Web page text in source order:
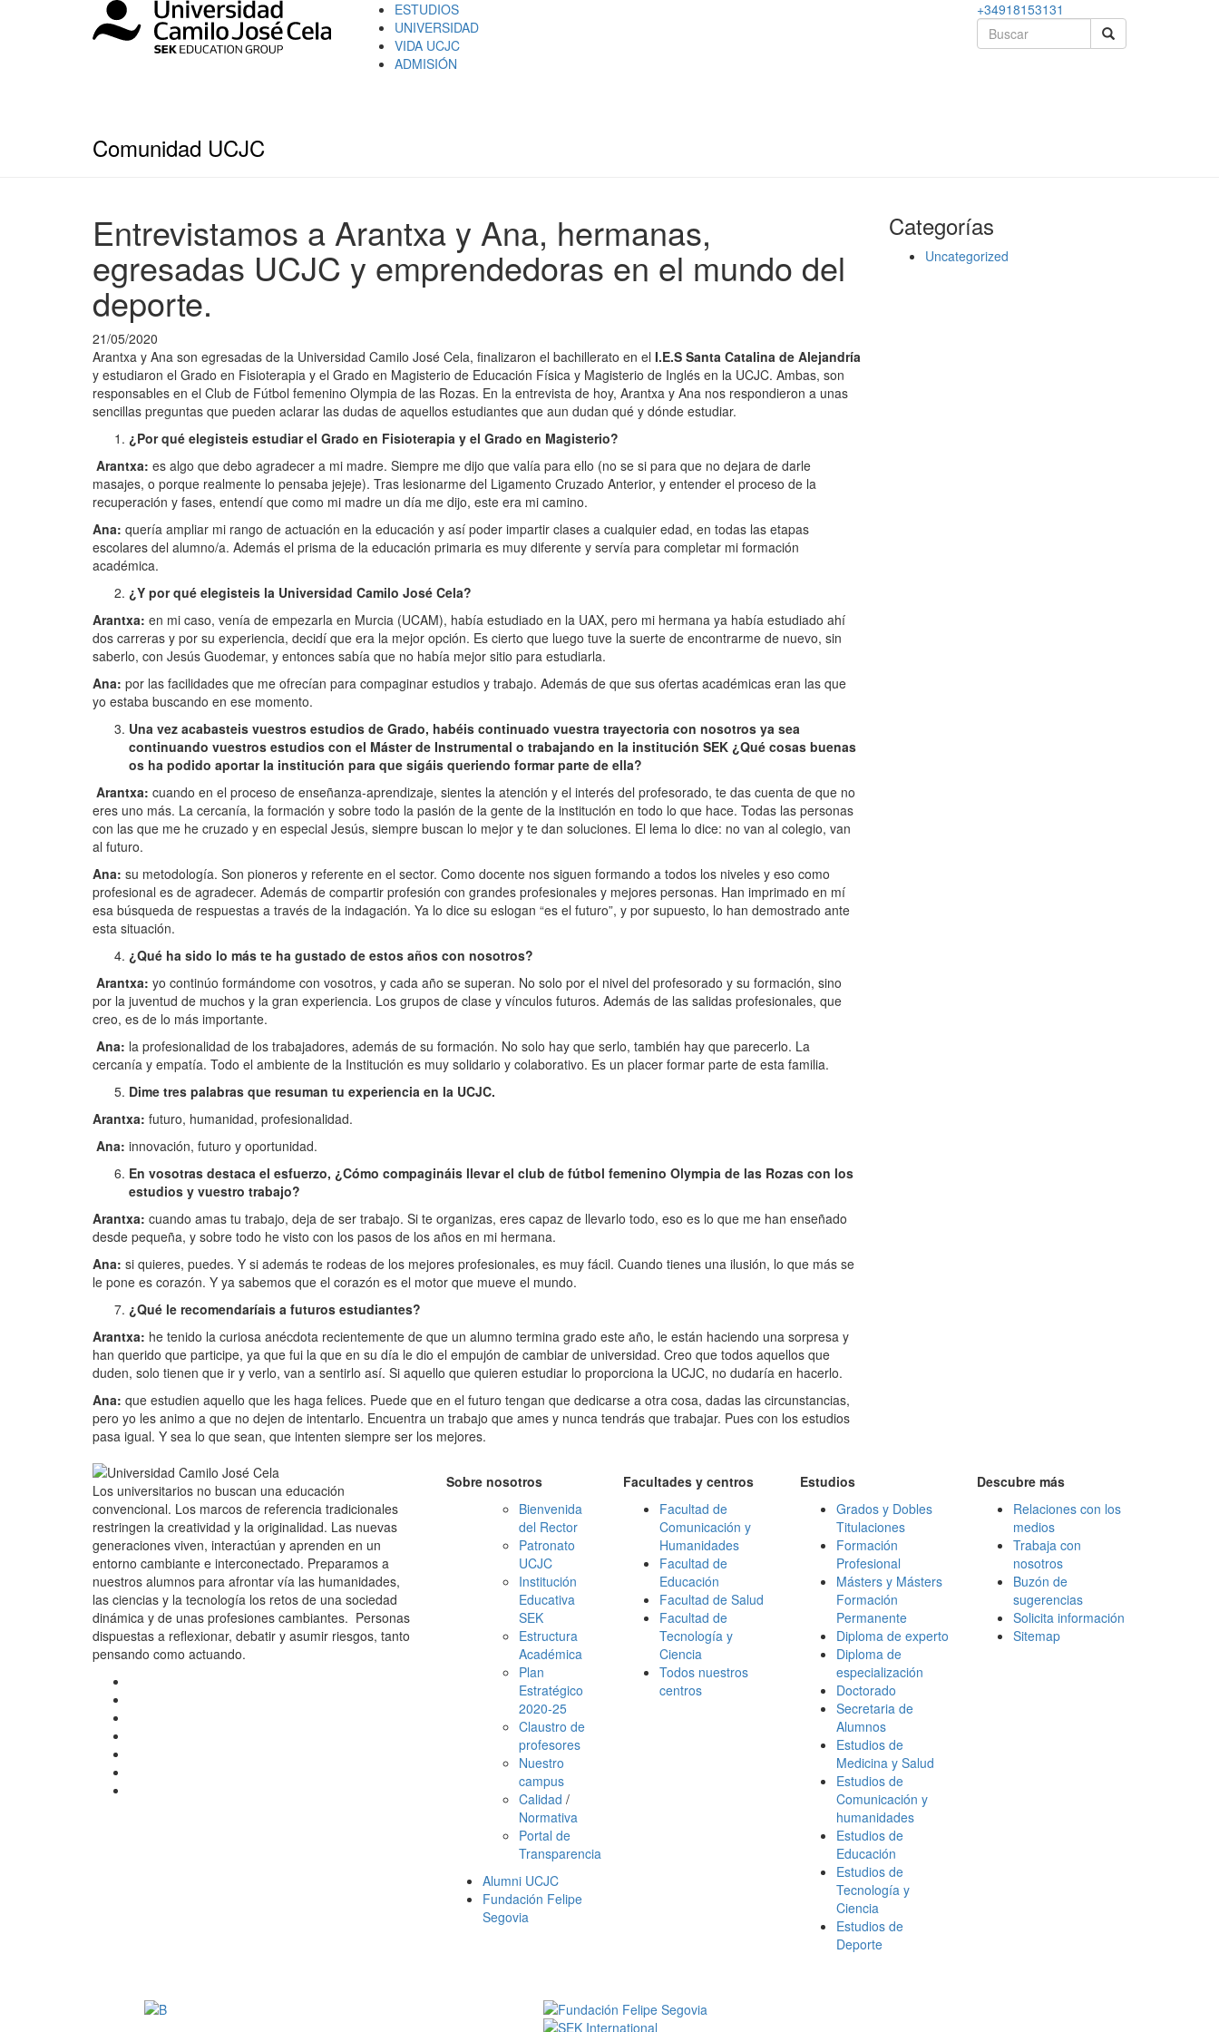
ESTUDIOS
UNIVERSIDAD
VIDA UCJC
ADMISIÓN
+34918153131
Comunidad UCJC
Entrevistamos a Arantxa y Ana, hermanas,
egresadas UCJC y emprendedoras en el mundo del
deporte.
21/05/2020
Arantxa y Ana son egresadas de la Universidad Camilo José Cela, finalizaron el bachillerato en el I.E.S Santa Catalina de Alejandría
y estudiaron el Grado en Fisioterapia y el Grado en Magisterio de Educación Física y Magisterio de Inglés en la UCJC. Ambas, son
responsables en el Club de Fútbol femenino Olympia de las Rozas. En la entrevista de hoy, Arantxa y Ana nos respondieron a unas
sencillas preguntas que pueden aclarar las dudas de aquellos estudiantes que aun dudan qué y dónde estudiar.
¿Por qué elegisteis estudiar el Grado en Fisioterapia y el Grado en Magisterio?
Arantxa: es algo que debo agradecer a mi madre. Siempre me dijo que valía para ello (no se si para que no dejara de darle
masajes, o porque realmente lo pensaba jejeje). Tras lesionarme del Ligamento Cruzado Anterior, y entender el proceso de la
recuperación y fases, entendí que como mi madre un día me dijo, este era mi camino.
Ana: quería ampliar mi rango de actuación en la educación y así poder impartir clases a cualquier edad, en todas las etapas
escolares del alumno/a. Además el prisma de la educación primaria es muy diferente y servía para completar mi formación
académica.
¿Y por qué elegisteis la Universidad Camilo José Cela?
Arantxa: en mi caso, venía de empezarla en Murcia (UCAM), había estudiado en la UAX, pero mi hermana ya había estudiado ahí
dos carreras y por su experiencia, decidí que era la mejor opción. Es cierto que luego tuve la suerte de encontrarme de nuevo, sin
saberlo, con Jesús Guodemar, y entonces sabía que no había mejor sitio para estudiarla.
Ana: por las facilidades que me ofrecían para compaginar estudios y trabajo. Además de que sus ofertas académicas eran las que
yo estaba buscando en ese momento.
Una vez acabasteis vuestros estudios de Grado, habéis continuado vuestra trayectoria con nosotros ya sea
continuando vuestros estudios con el Máster de Instrumental o trabajando en la institución SEK ¿Qué cosas buenas
os ha podido aportar la institución para que sigáis queriendo formar parte de ella?
Arantxa: cuando en el proceso de enseñanza-aprendizaje, sientes la atención y el interés del profesorado, te das cuenta de que no
eres uno más. La cercanía, la formación y sobre todo la pasión de la gente de la institución en todo lo que hace. Todas las personas
con las que me he cruzado y en especial Jesús, siempre buscan lo mejor y te dan soluciones. El lema lo dice: no van al colegio, van
al futuro.
Ana: su metodología. Son pioneros y referente en el sector. Como docente nos siguen formando a todos los niveles y eso como
profesional es de agradecer. Además de compartir profesión con grandes profesionales y mejores personas. Han imprimado en mí
esa búsqueda de respuestas a través de la indagación. Ya lo dice su eslogan “es el futuro”, y por supuesto, lo han demostrado ante
esta situación.
¿Qué ha sido lo más te ha gustado de estos años con nosotros?
Arantxa: yo continúo formándome con vosotros, y cada año se superan. No solo por el nivel del profesorado y su formación, sino
por la juventud de muchos y la gran experiencia. Los grupos de clase y vínculos futuros. Además de las salidas profesionales, que
creo, es de lo más importante.
Ana: la profesionalidad de los trabajadores, además de su formación. No solo hay que serlo, también hay que parecerlo. La
cercanía y empatía. Todo el ambiente de la Institución es muy solidario y colaborativo. Es un placer formar parte de esta familia.
Dime tres palabras que resuman tu experiencia en la UCJC.
Arantxa: futuro, humanidad, profesionalidad.
Ana: innovación, futuro y oportunidad.
En vosotras destaca el esfuerzo, ¿Cómo compagináis llevar el club de fútbol femenino Olympia de las Rozas con los
estudios y vuestro trabajo?
Arantxa: cuando amas tu trabajo, deja de ser trabajo. Si te organizas, eres capaz de llevarlo todo, eso es lo que me han enseñado
desde pequeña, y sobre todo he visto con los pasos de los años en mi hermana.
Ana: si quieres, puedes. Y si además te rodeas de los mejores profesionales, es muy fácil. Cuando tienes una ilusión, lo que más se
le pone es corazón. Y ya sabemos que el corazón es el motor que mueve el mundo.
¿Qué le recomendaríais a futuros estudiantes?
Arantxa: he tenido la curiosa anécdota recientemente de que un alumno termina grado este año, le están haciendo una sorpresa y
han querido que participe, ya que fui la que en su día le dio el empujón de cambiar de universidad. Creo que todos aquellos que
duden, solo tienen que ir y verlo, van a sentirlo así. Si aquello que quieren estudiar lo proporciona la UCJC, no dudaría en hacerlo.
Ana: que estudien aquello que les haga felices. Puede que en el futuro tengan que dedicarse a otra cosa, dadas las circunstancias,
pero yo les animo a que no dejen de intentarlo. Encuentra un trabajo que ames y nunca tendrás que trabajar. Pues con los estudios
pasa igual. Y sea lo que sean, que intenten siempre ser los mejores.
Categorías
Uncategorized
Los universitarios no buscan una educación
convencional. Los marcos de referencia tradicionales
restringen la creatividad y la originalidad. Las nuevas
generaciones viven, interactúan y aprenden en un
entorno cambiante e interconectado. Preparamos a
nuestros alumnos para afrontar vía las humanidades,
las ciencias y la tecnología los retos de una sociedad
dinámica y de unas profesiones cambiantes. Personas
dispuestas a reflexionar, debatir y asumir riesgos, tanto
pensando como actuando.
Sobre nosotros
Bienvenida
del Rector
Patronato
UCJC
Institución
Educativa
SEK
Estructura
Académica
Plan
Estratégico
2020-25
Claustro de
profesores
Nuestro
campus
Calidad /
Normativa
Portal de
Transparencia
Alumni UCJC
Fundación Felipe
Segovia
Facultades y centros
Facultad de
Comunicación y
Humanidades
Facultad de
Educación
Facultad de Salud
Facultad de
Tecnología y
Ciencia
Todos nuestros
centros
Estudios
Grados y Dobles
Titulaciones
Formación
Profesional
Másters y Másters
Formación
Permanente
Diploma de experto
Diploma de
especialización
Doctorado
Secretaria de
Alumnos
Estudios de
Medicina y Salud
Estudios de
Comunicación y
humanidades
Estudios de
Educación
Estudios de
Tecnología y
Ciencia
Estudios de
Deporte
Descubre más
Relaciones con los
medios
Trabaja con
nosotros
Buzón de
sugerencias
Solicita información
Sitemap